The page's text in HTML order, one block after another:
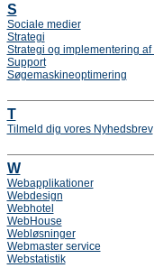
S
Sociale medier
Strategi
Strategi og implementering af
Support
Søgemaskineoptimering
T
Tilmeld dig vores Nyhedsbrev
W
Webapplikationer
Webdesign
Webhotel
WebHouse
Webløsninger
Webmaster service
Webstatistik